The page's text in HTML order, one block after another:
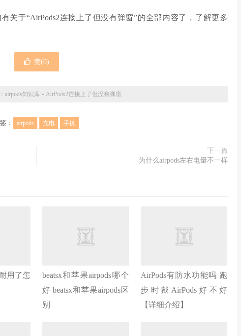
关于“AirPods2连接上了但没有弹窗”的全部内容了，了解更多
赞(0)
airpods知识库» AirPods2连接上了但没有弹窗
： airpods 充电 手机
下一篇
为什么airpods左右电量不一样
用了怎
beatsx和苹果airpods哪个
好 beatsx和苹果airpods区
别
AirPods有防水功能吗 跑
步时戴AirPods好不好
【详细介绍】